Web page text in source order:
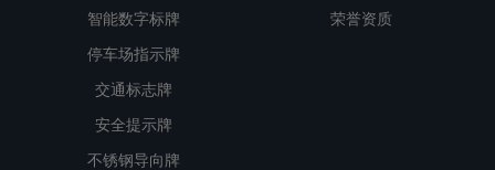
智能数字标牌
停车场指示牌
交通标志牌
安全提示牌
不锈钢导向牌
荣誉资质